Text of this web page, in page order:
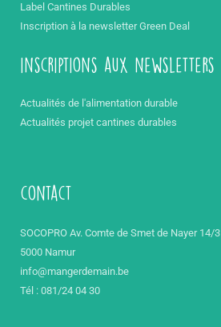
Label Cantines Durables
Inscription à la newsletter Green Deal
inscriptions aux newsletters
Actualités de l'alimentation durable
Actualités projet cantines durables
contact
SOCOPRO Av. Comte de Smet de Nayer 14/3
5000 Namur
info@mangerdemain.be
Tél : 081/24 04 30